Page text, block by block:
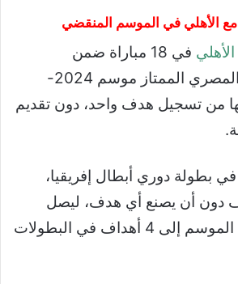
مع الأهلي في الموسم المنقضي
الأهلي
في 18 مباراة ضمن
منافسات الدوري المصري الممتاز موسم 2024-
من تسجيل هدف واحد، دون تقديم
بطولة دوري أبطال إفريقيا،
3 أهداف دون أن يصنع أي هدف، ليصل
مجموع أهدافه هذا الموسم إلى 4 أهداف في البطولات